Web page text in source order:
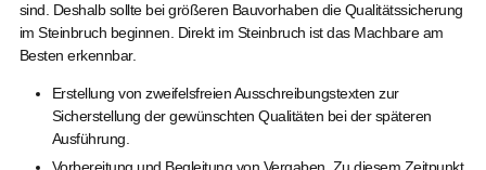
sind. Deshalb sollte bei größeren Bauvorhaben die Qualitätssicherung
im Steinbruch beginnen. Direkt im Steinbruch ist das Machbare am
Besten erkennbar.
Erstellung von zweifelsfreien Ausschreibungstexten zur
Sicherstellung der gewünschten Qualitäten bei der späteren
Ausführung.